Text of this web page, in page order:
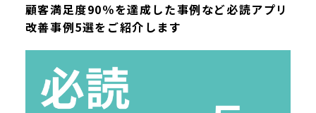
顧客満足度90％を達成した事例など必読アプリ
改善事例5選をご紹介します